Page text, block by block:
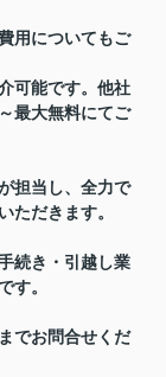
用についてもご
可能です。他社
最大無料にてご
担当し、全力で
ただきます。
続き・引越し業
す。
でお問合せくだ